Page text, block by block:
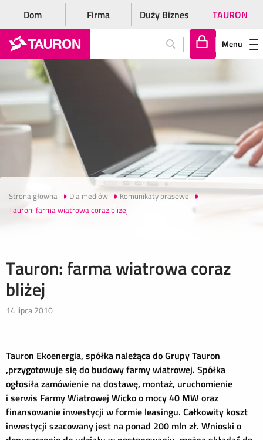
Dom Firma Duży Biznes TAURON
lo
gu
j
si
ę
Menu
Strona główna Dla mediów
Komunikaty prasowe
Tauron: farma wiatrowa coraz bliżej
Tauron: farma wiatrowa coraz
bliżej
14 lipca 2010
Tauron Ekoenergia, spółka należąca do Grupy Tauron
,przygotowuje się do budowy farmy wiatrowej. Spółka
ogłosiła zamówienie na dostawę, montaż, uruchomienie
i serwis Farmy Wiatrowej Wicko o mocy 40 MW oraz
finansowanie inwestycji w formie leasingu. Całkowity koszt
inwestycji szacowany jest na ponad 200 mln zł. Wnioski o